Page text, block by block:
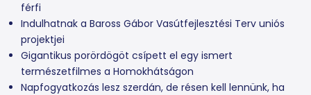
férfi
Indulhatnak a Baross Gábor Vasútfejlesztési Terv uniós
projektjei
Gigantikus porördögöt csípett el egy ismert
természetfilmes a Homokhátságon
Napfogyatkozás lesz szerdán, de résen kell lennünk, ha